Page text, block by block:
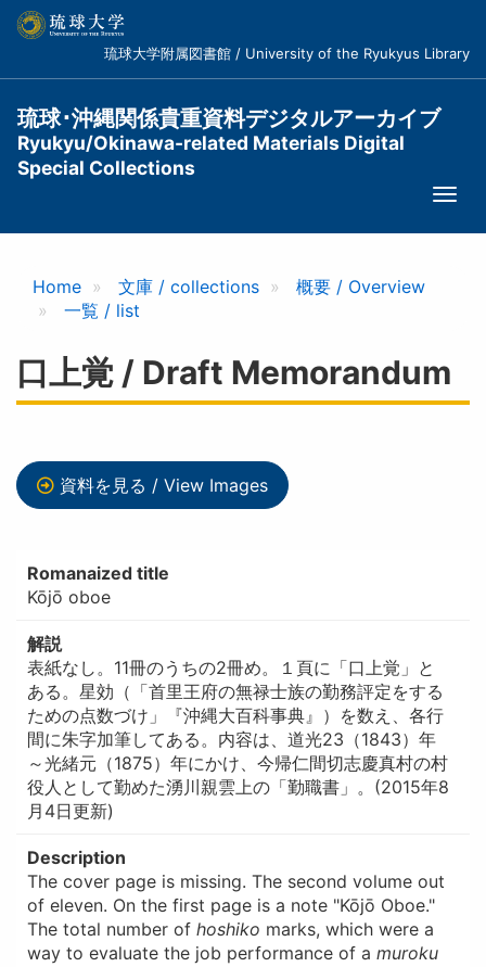
コ
琉球大学附属図書館 / University of the Ryukyus Library
琉球･沖縄関係貴重資料デジタルアーカイブ
Ryukyu/Okinawa-related Materials Digital
Special Collections
Home 文庫 / collections
概要 / Overview
一覧 / list
口上覚 / Draft Memorandum
資料を見る / View Images
Romanaized title
Kōjō oboe
解説
表紙なし。11冊のうちの2冊め。１頁に「口上覚」と
ある。星効（「首里王府の無禄士族の勤務評定をする
ための点数づけ」『沖縄大百科事典』）を数え、各行
間に朱字加筆してある。内容は、道光23（1843）年
～光緒元（1875）年にかけ、今帰仁間切志慶真村の村
役人として勤めた湧川親雲上の「勤職書」。(2015年8
月4日更新)
Description
The cover page is missing. The second volume out
of eleven. On the first page is a note "Kōjō Oboe."
The total number of hoshiko marks, which were a
way to evaluate the job performance of a muroku